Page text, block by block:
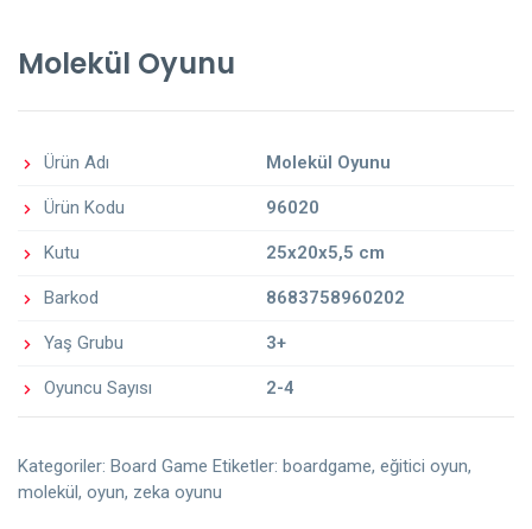
Molekül Oyunu
Ürün Adı
Ürün Kodu
Kutu
Barkod
Yaş Grubu
Oyuncu Sayısı
Molekül Oyunu
96020
25x20x5,5 cm
8683758960202
3+
2-4
Kategoriler: Board Game Etiketler: boardgame, eğitici oyun,
molekül, oyun, zeka oyunu